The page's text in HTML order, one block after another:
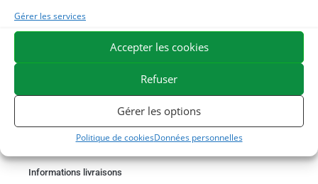
Gérer les services
Accepter les cookies
Refuser
Gérer les options
Politique de cookiesDonnées personnelles
PAIEMENT SÉCURISÉ
BESOIN D'AIDE ?
Un problème avec votre commande ?
Demande de rétractation
Informations livraisons